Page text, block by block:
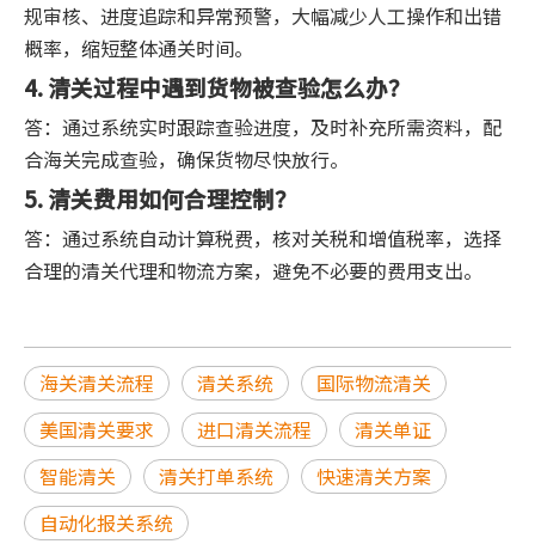
规审核、进度追踪和异常预警，大幅减少人工操作和出错
概率，缩短整体通关时间。
4. 清关过程中遇到货物被查验怎么办？
答：通过系统实时跟踪查验进度，及时补充所需资料，配
合海关完成查验，确保货物尽快放行。
5. 清关费用如何合理控制？
答：通过系统自动计算税费，核对关税和增值税率，选择
合理的清关代理和物流方案，避免不必要的费用支出。
海关清关流程 清关系统
国际物流清关
美国清关要求
进口清关流程
清关单证
智能清关
清关打单系统
快速清关方案
自动化报关系统